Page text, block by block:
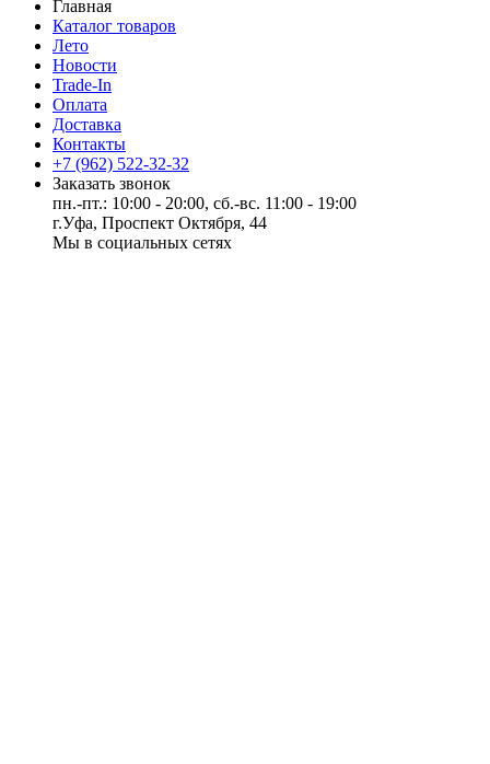
Главная
Каталог товаров
Лето
Новости
Trade-In
Оплата
Доставка
Контакты
+7 (962) 522-32-32
Заказать звонок
пн.-пт.: 10:00 - 20:00, сб.-вс. 11:00 - 19:00
г.Уфа, Проспект Октября, 44
Мы в социальных сетях